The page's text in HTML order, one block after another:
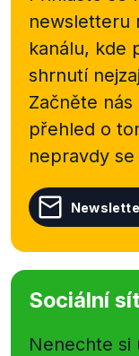
newsletteru
kanálu, kde
shrnutí
Začněte
přehled o
nepravdy
Sociální
Nenechte si